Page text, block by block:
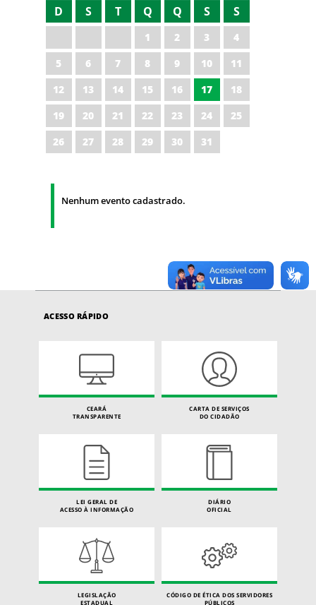
D S T Q Q S S
1 2 3
4
5
6 7 8 9 10
11
12
13 14 15 16 17
18
19
20 21 22 23 24
25
26
27 28 29 30 31
Nenhum evento cadastrado.
ACESSO RÁPIDO
CEARÁ
TRANSPARENTE
CARTA DE SERVIÇOS
DO CIDADÃO
LEI GERAL DE
ACESSO À INFORMAÇÃO
DIÁRIO
OFICIAL
LEGISLAÇÃO
ESTADUAL
CÓDIGO DE ÉTICA DOS SERVIDORES
PÚBLICOS